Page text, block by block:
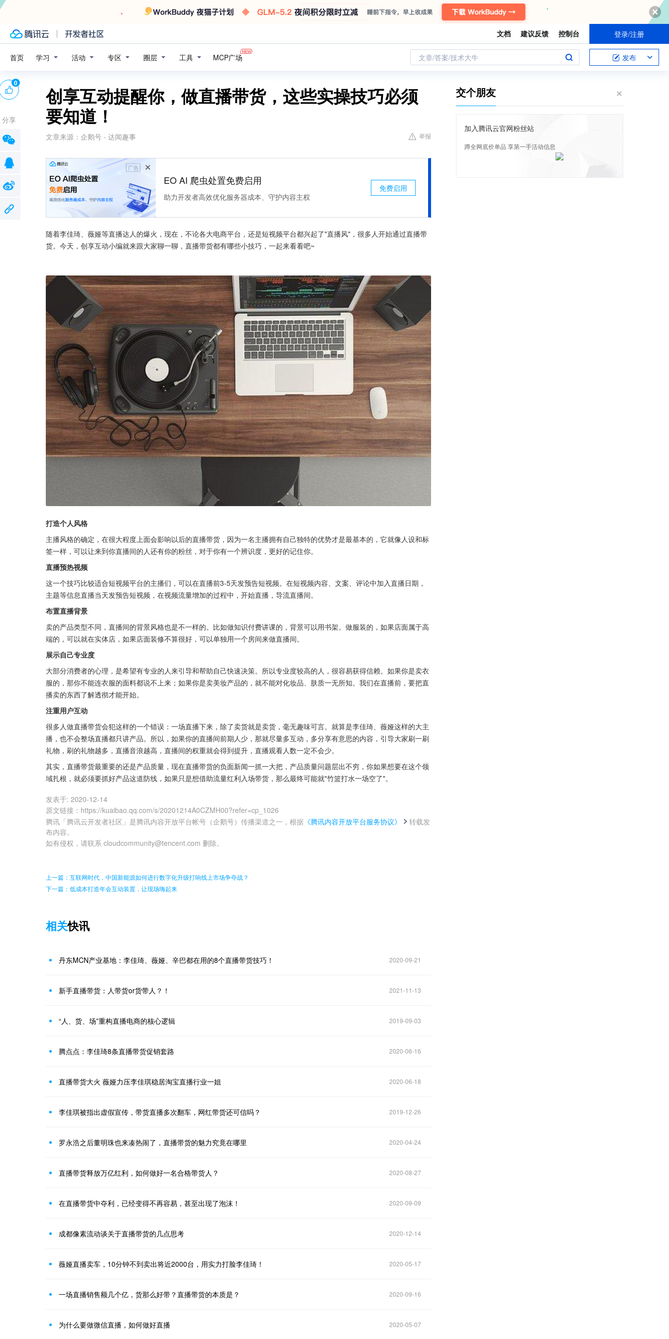
文档 建议反馈 控制台 登录/注册
首页 学习 活动 专区 圈层 工具 MCP广场 文章/答案/技术大牛 发布
创享互动提醒你，做直播带货，这些实操技巧必须
要知道！
文章来源： 企鹅号 - 达闻趣事 举报
广告
EO AI 爬虫处置免费启用
助力开发者高效优化服务器成本、守护内容主权
免费启用
随着李佳琦、薇娅等直播达人的爆火，现在，不论各大电商平台，还是短视频平台都兴起了"直播风"，很多人开始通过直播带
货。今天，创享互动小编就来跟大家聊一聊，直播带货都有哪些小技巧，一起来看看吧~
打造个人风格
主播风格的确定，在很大程度上面会影响以后的直播带货，因为一名主播拥有自己独特的优势才是最基本的，它就像人设和标
签一样，可以让来到你直播间的人还有你的粉丝，对于你有一个辨识度，更好的记住你。
直播预热视频
这一个技巧比较适合短视频平台的主播们，可以在直播前3-5天发预告短视频。在短视频内容、文案、评论中加入直播日期，
主题等信息直播当天发预告短视频，在视频流量增加的过程中，开始直播，导流直播间。
布置直播背景
卖的产品类型不同，直播间的背景风格也是不一样的。比如做知识付费讲课的，背景可以用书架。做服装的，如果店面属于高
端的，可以就在实体店，如果店面装修不算很好，可以单独用一个房间来做直播间。
展示自己专业度
大部分消费者的心理，是希望有专业的人来引导和帮助自己快速决策。所以专业度较高的人，很容易获得信赖。如果你是卖衣
服的，那你不能连衣服的面料都说不上来；如果你是卖美妆产品的，就不能对化妆品、肤质一无所知。我们在直播前，要把直
播卖的东西了解透彻才能开始。
注重用户互动
很多人做直播带货会犯这样的一个错误：一场直播下来，除了卖货就是卖货，毫无趣味可言。就算是李佳琦、薇娅这样的大主
播，也不会整场直播都只讲产品。所以，如果你的直播间前期人少，那就尽量多互动，多分享有意思的内容，引导大家刷一刷
礼物，刷的礼物越多，直播音浪越高，直播间的权重就会得到提升，直播观看人数一定不会少。
其实，直播带货最重要的还是产品质量，现在直播带货的负面新闻一抓一大把，产品质量问题层出不穷，你如果想要在这个领
域扎根，就必须要抓好产品这道防线，如果只是想借助流量红利入场带货，那么最终可能就"竹篮打水一场空了"。
发表于: 2020-12-14
原文链接 ： https://kuaibao.qq.com/s/20201214A0CZMH00?refer=cp_1026
腾讯「腾讯云开发者社区」是腾讯内容开放平台帐号（企鹅号）传播渠道之一，根据 《腾讯内容开放平台服务协议》
转载发
布内容。
如有侵权，请联系 cloudcommunity@tencent.com 删除。
0
分享
上一篇：互联网时代，中国新能源如何进行数字化升级打响线上市场争夺战？
下一篇：低成本打造年会互动装置，让现场嗨起来
相关快讯
丹东MCN产业基地：李佳琦、薇娅、辛巴都在用的8个直播带货技巧！ 2020-09-21
新手直播带货：人带货or货带人？！ 2021-11-13
“人、货、场”重构直播电商的核心逻辑 2019-09-03
腾点点：李佳琦8条直播带货促销套路 2020-06-16
直播带货大火 薇娅力压李佳琪稳居淘宝直播行业一姐 2020-06-18
李佳琪被指出虚假宣传，带货直播多次翻车，网红带货还可信吗？ 2019-12-26
罗永浩之后董明珠也来凑热闹了，直播带货的魅力究竟在哪里 2020-04-24
直播带货释放万亿红利，如何做好一名合格带货人？ 2020-08-27
在直播带货中夺利，已经变得不再容易，甚至出现了泡沫！ 2020-09-09
成都像素流动谈关于直播带货的几点思考 2020-12-14
薇娅直播卖车，10分钟不到卖出将近2000台，用实力打脸李佳琦！ 2020-05-17
一场直播销售额几个亿，货那么好带？直播带货的本质是？ 2020-09-16
为什么要做微信直播，如何做好直播 2020-05-07
交个朋友
加入腾讯云官网粉丝站
蹲全网底价单品 享第一手活动信息